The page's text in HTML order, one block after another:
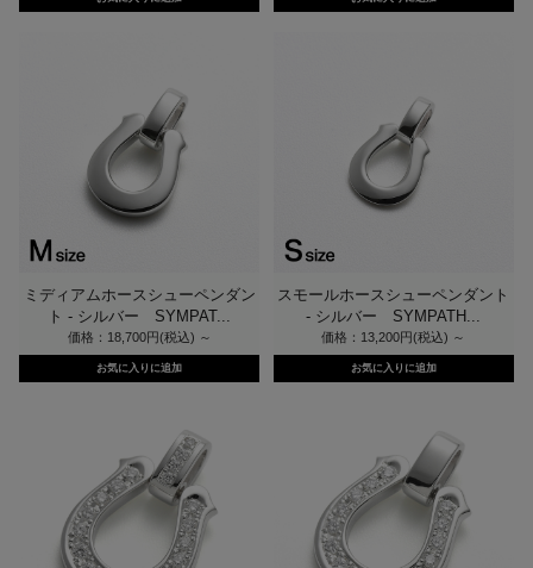
ミディアムホースシューペンダン
ト - シルバー SYMPAT...
価格：18,700円(税込) ～
スモールホースシューペンダント
- シルバー SYMPATH...
価格：13,200円(税込) ～